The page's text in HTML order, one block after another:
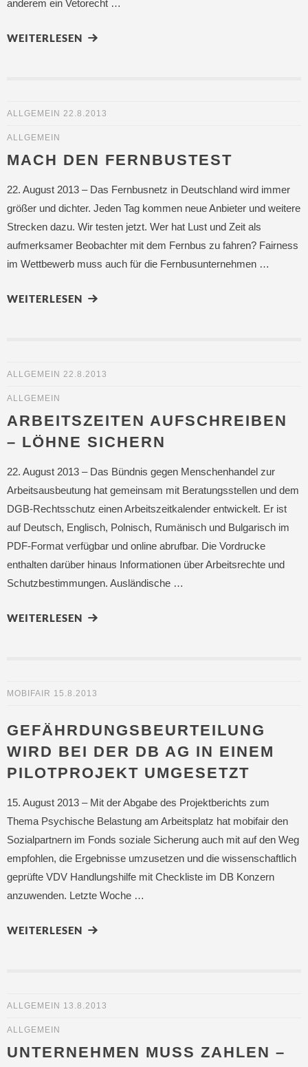
anderem ein Vetorecht …
WEITERLESEN
ALLGEMEIN 22.8.2013
ALLGEMEIN
MACH DEN FERNBUSTEST
22. August 2013 – Das Fernbusnetz in Deutschland wird immer
größer und dichter. Jeden Tag kommen neue Anbieter und weitere
Strecken dazu. Wir testen jetzt. Wer hat Lust und Zeit als
aufmerksamer Beobachter mit dem Fernbus zu fahren? Fairness
im Wettbewerb muss auch für die Fernbusunternehmen …
WEITERLESEN
ALLGEMEIN 22.8.2013
ALLGEMEIN
ARBEITSZEITEN AUFSCHREIBEN
– LÖHNE SICHERN
22. August 2013 – Das Bündnis gegen Menschenhandel zur
Arbeitsausbeutung hat gemeinsam mit Beratungsstellen und dem
DGB-Rechtsschutz einen Arbeitszeitkalender entwickelt. Er ist
auf Deutsch, Englisch, Polnisch, Rumänisch und Bulgarisch im
PDF-Format verfügbar und online abrufbar. Die Vordrucke
enthalten darüber hinaus Informationen über Arbeitsrechte und
Schutzbestimmungen. Ausländische …
WEITERLESEN
MOBIFAIR 15.8.2013
GEFÄHRDUNGSBEURTEILUNG
WIRD BEI DER DB AG IN EINEM
PILOTPROJEKT UMGESETZT
15. August 2013 – Mit der Abgabe des Projektberichts zum
Thema Psychische Belastung am Arbeitsplatz hat mobifair den
Sozialpartnern im Fonds soziale Sicherung auch mit auf den Weg
empfohlen, die Ergebnisse umzusetzen und die wissenschaftlich
geprüfte VDV Handlungshilfe mit Checkliste im DB Konzern
anzuwenden. Letzte Woche …
WEITERLESEN
ALLGEMEIN 13.8.2013
ALLGEMEIN
UNTERNEHMEN MUSS ZAHLEN –